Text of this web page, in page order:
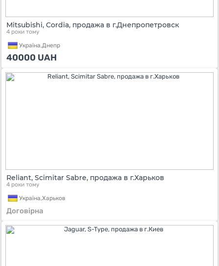
Mitsubishi, Cordia, продажа в г.Днепропетровск
4 роки тому
Україна,Днепр
40000 UAH
Reliant, Scimitar Sabre, продажа в г.Харьков
4 роки тому
Україна,Харьков
Договірна